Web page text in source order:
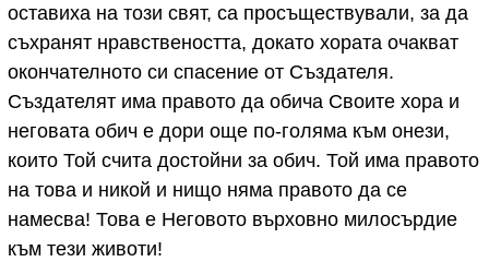
оставиха на този свят, са просъществували, за да
съхранят нравствеността, докато хората очакват
окончателното си спасение от Създателя.
Създателят има правото да обича Своите хора и
неговата обич е дори още по-голяма към онези,
които Той счита достойни за обич. Той има правото
на това и никой и нищо няма правото да се
намесва! Това е Неговото върховно милосърдие
към тези животи!